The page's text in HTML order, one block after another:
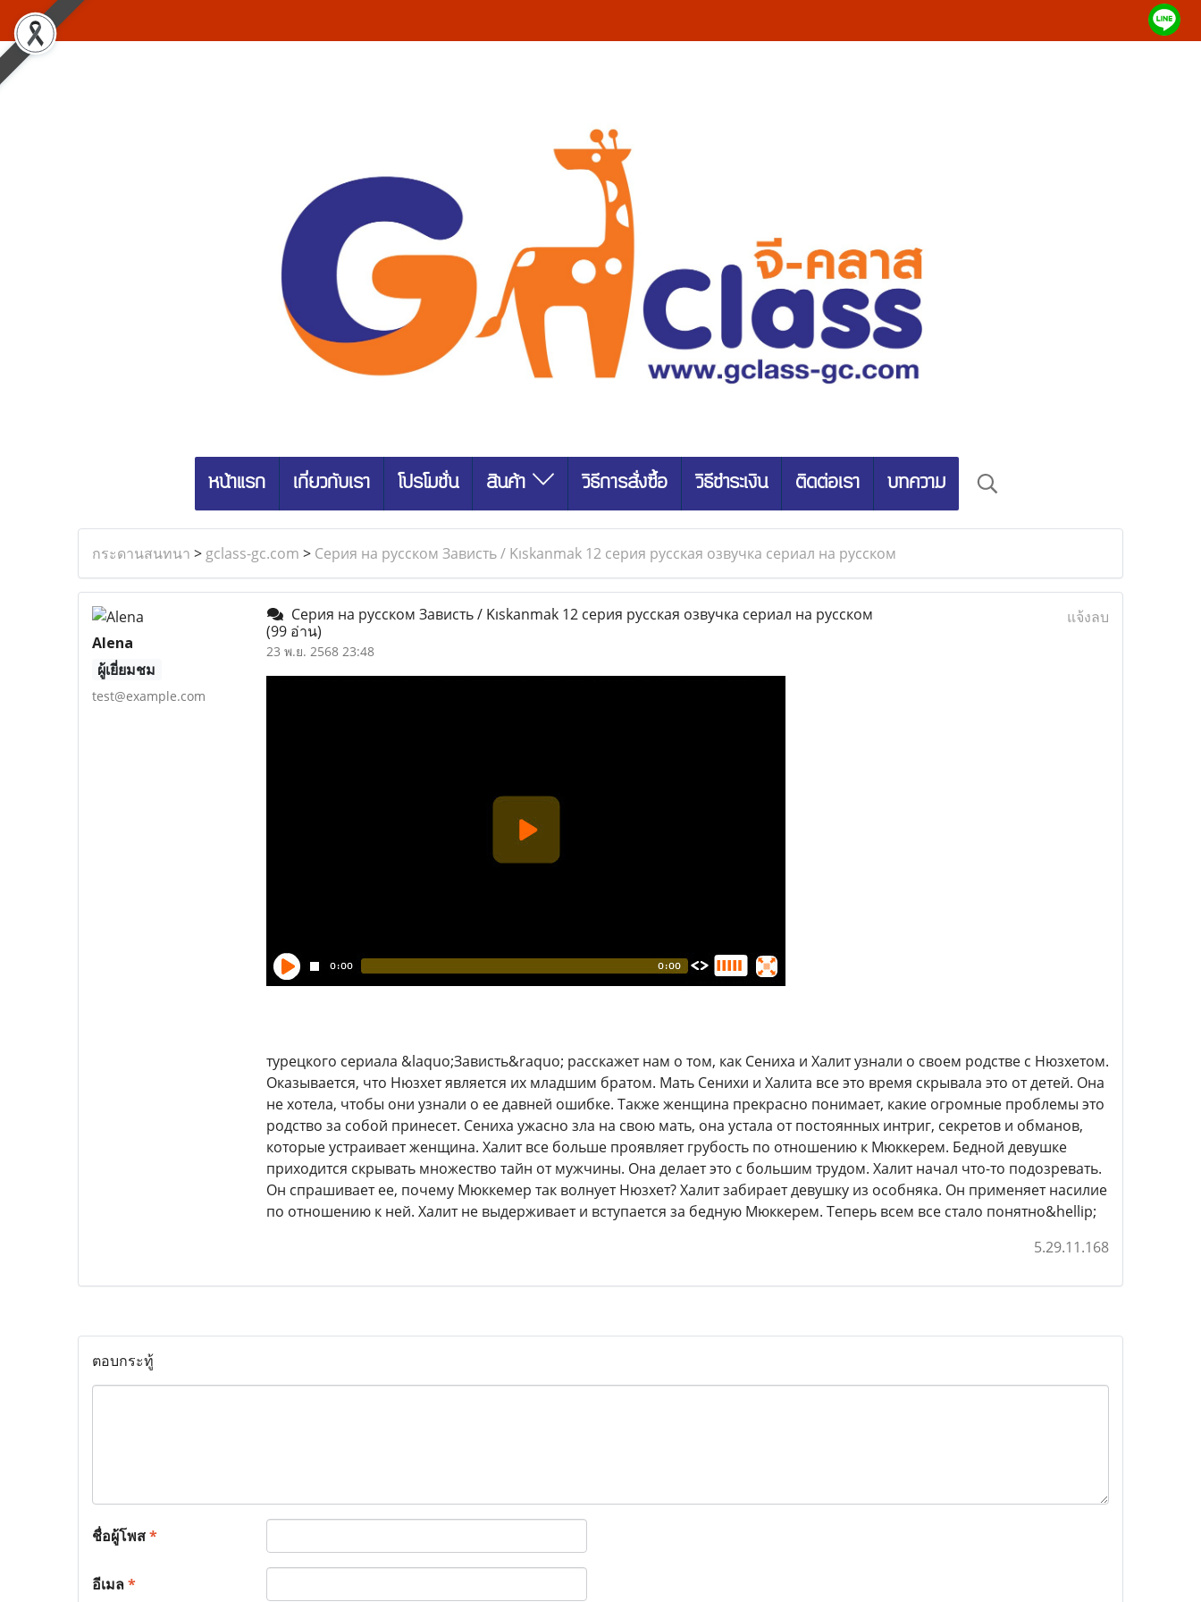
หน้าแรก เกี่ยวกับเรา โปรโมชั่น สินค้า วิธีการสั่งซื้อ วิธีชำระเงิน ติดต่อเรา บทความ
กระดานสนทนา > gclass-gc.com > Серия на русском Зависть / Kıskanmak 12 серия русская озвучка сериал на русском
Alena
ผู้เยี่ยมชม
test@example.com
Серия на русском Зависть / Kıskanmak 12 серия русская озвучка сериал на русском
(99 อ่าน)
23 พ.ย. 2568 23:48
แจ้งลบ
турецкого сериала &laquo;Зависть&raquo; расскажет нам о том, как Сениха и Халит узнали о своем родстве с Нюзхетом.
Оказывается, что Нюзхет является их младшим братом. Мать Сенихи и Халита все это время скрывала это от детей. Она
не хотела, чтобы они узнали о ее давней ошибке. Также женщина прекрасно понимает, какие огромные проблемы это
родство за собой принесет. Сениха ужасно зла на свою мать, она устала от постоянных интриг, секретов и обманов,
которые устраивает женщина. Халит все больше проявляет грубость по отношению к Мюккерем. Бедной девушке
приходится скрывать множество тайн от мужчины. Она делает это с большим трудом. Халит начал что-то подозревать.
Он спрашивает ее, почему Мюккемер так волнует Нюзхет? Халит забирает девушку из особняка. Он применяет насилие
по отношению к ней. Халит не выдерживает и вступается за бедную Мюккерем. Теперь всем все стало понятно&hellip;
5.29.11.168
ตอบกระทู้
ชื่อผู้โพส*
อีเมล*